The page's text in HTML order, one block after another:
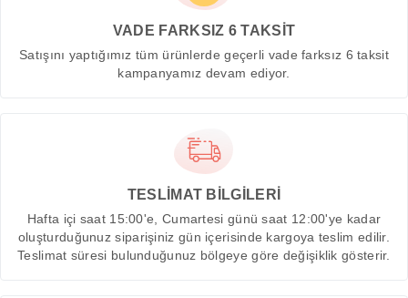
VADE FARKSIZ 6 TAKSİT
Satışını yaptığımız tüm ürünlerde geçerli vade farksız 6 taksit
kampanyamız devam ediyor.
TESLİMAT BİLGİLERİ
Hafta içi saat 15:00'e, Cumartesi günü saat 12:00'ye kadar
oluşturduğunuz siparişiniz gün içerisinde kargoya teslim edilir.
Teslimat süresi bulunduğunuz bölgeye göre değişiklik gösterir.